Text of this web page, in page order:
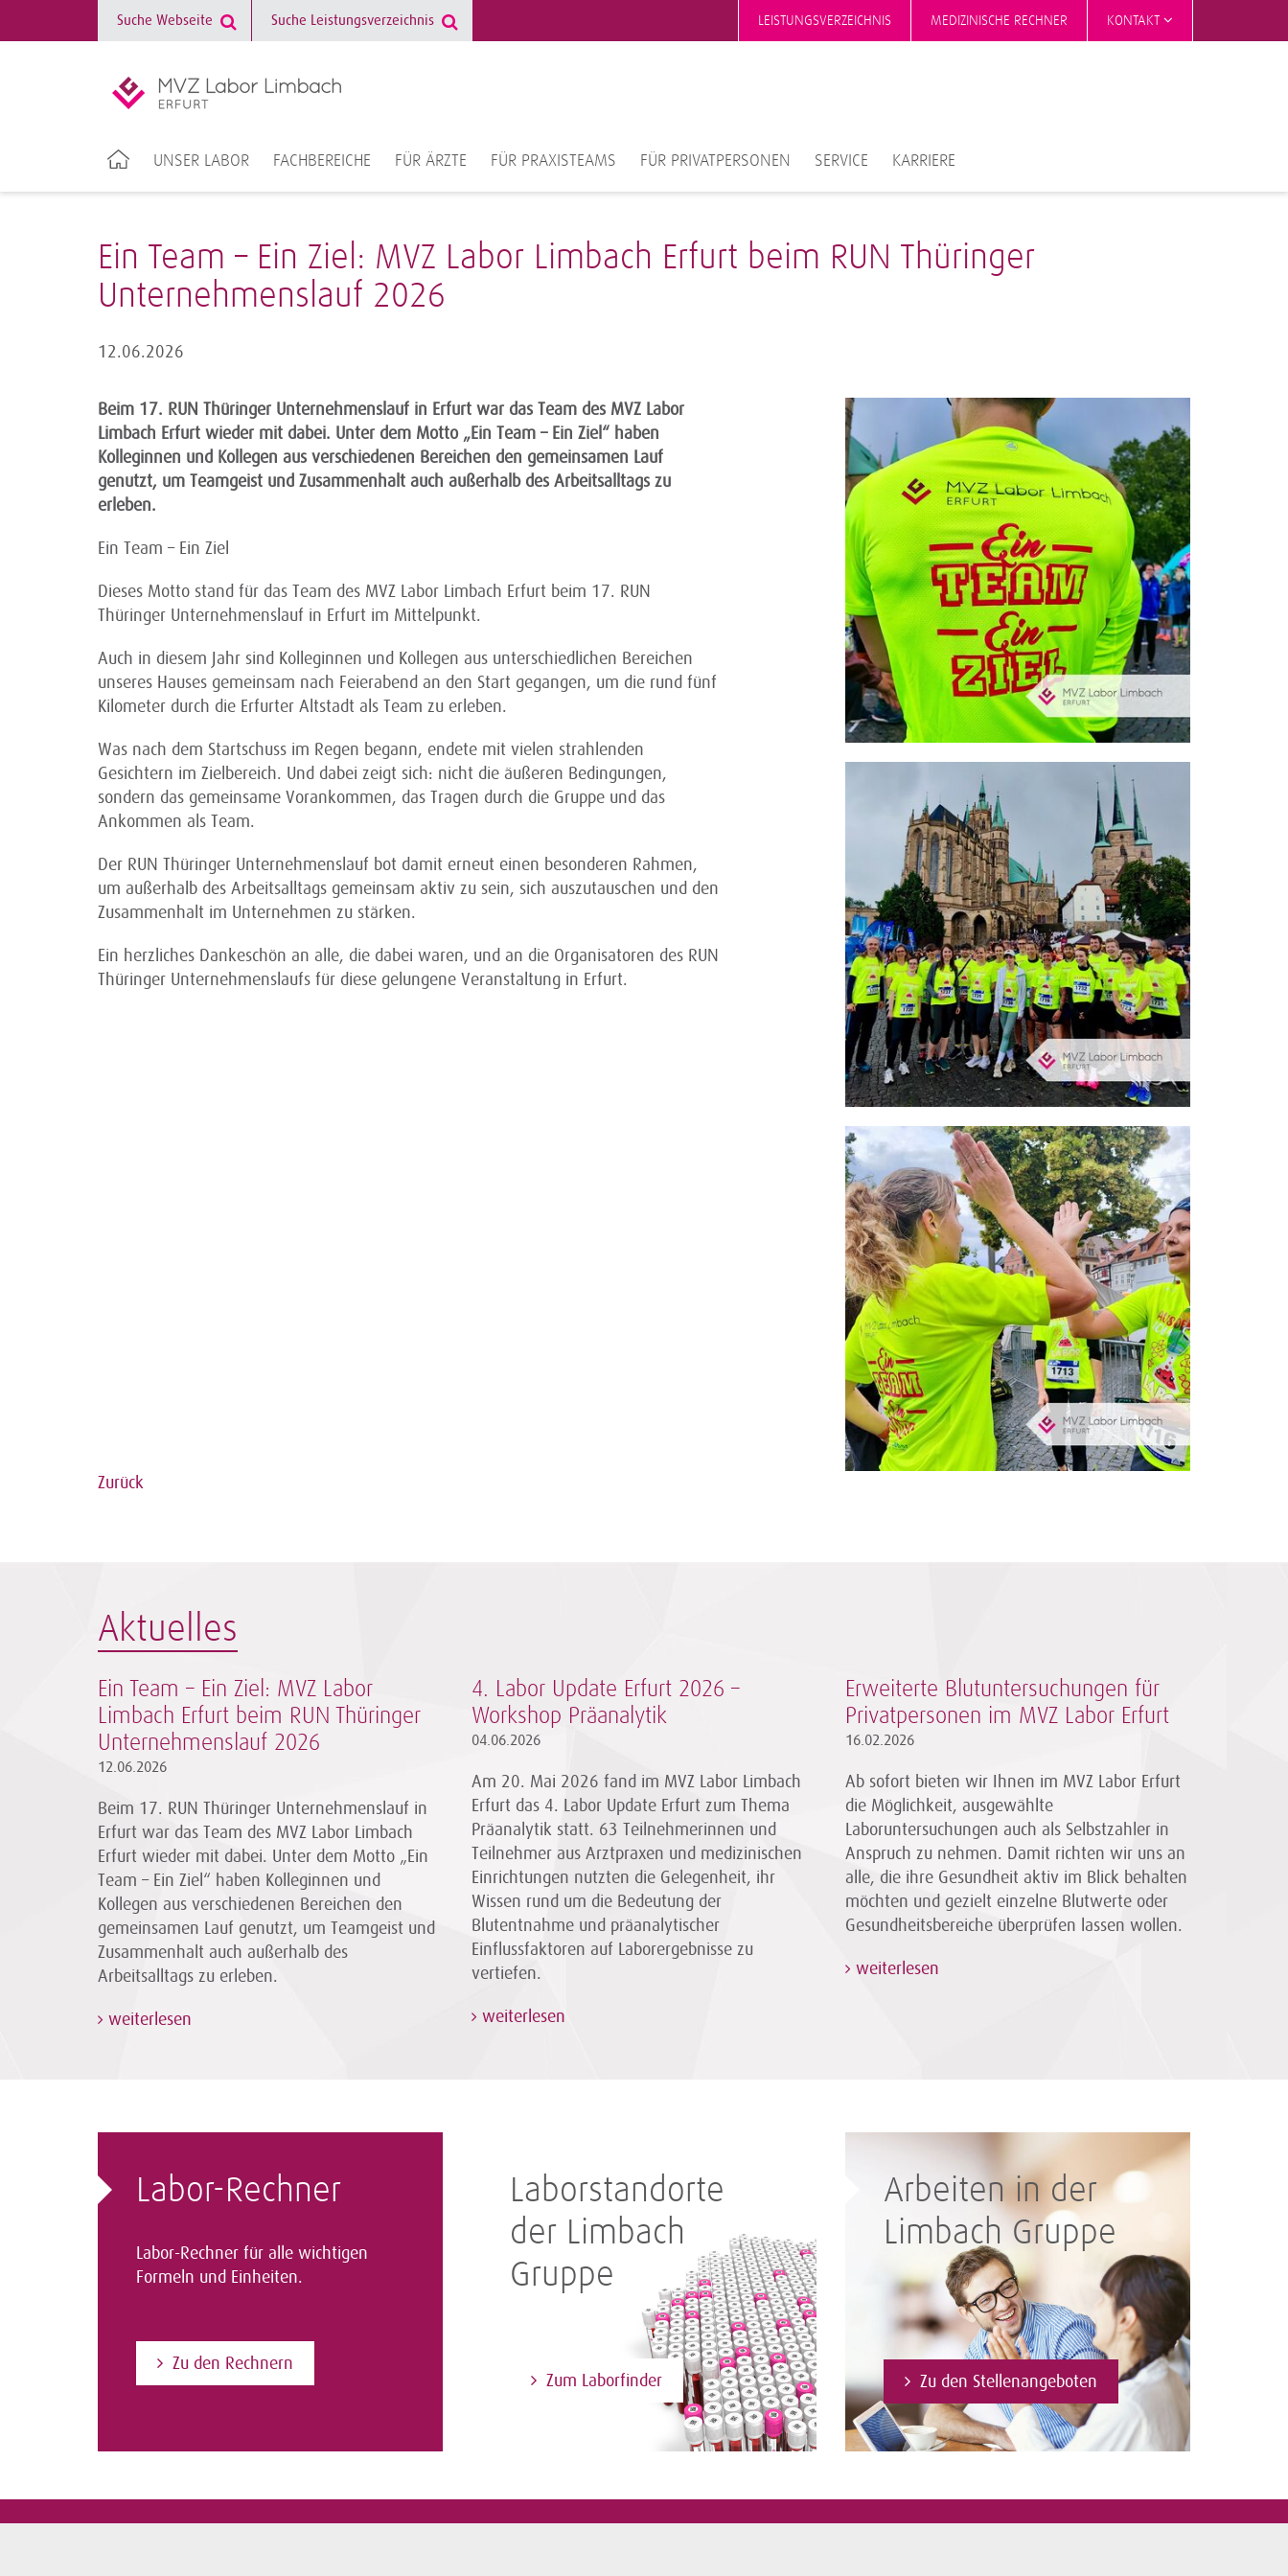
LEISTUNGSVERZEICHNIS MEDIZINISCHE RECHNER KONTAKT
UNSER LABOR FACHBEREICHE FÜR ÄRZTE FÜR PRAXISTEAMS FÜR PRIVATPERSONEN SERVICE KARRIERE
Ein Team – Ein Ziel: MVZ Labor Limbach Erfurt beim RUN Thüringer
Unternehmenslauf 2026
12.06.2026
Beim 17. RUN Thüringer Unternehmenslauf in Erfurt war das Team des MVZ Labor
Limbach Erfurt wieder mit dabei. Unter dem Motto „Ein Team – Ein Ziel“ haben
Kolleginnen und Kollegen aus verschiedenen Bereichen den gemeinsamen Lauf
genutzt, um Teamgeist und Zusammenhalt auch außerhalb des Arbeitsalltags zu
erleben.
Ein Team – Ein Ziel
Dieses Motto stand für das Team des MVZ Labor Limbach Erfurt beim 17. RUN
Thüringer Unternehmenslauf in Erfurt im Mittelpunkt.
Auch in diesem Jahr sind Kolleginnen und Kollegen aus unterschiedlichen Bereichen
unseres Hauses gemeinsam nach Feierabend an den Start gegangen, um die rund fünf
Kilometer durch die Erfurter Altstadt als Team zu erleben.
Was nach dem Startschuss im Regen begann, endete mit vielen strahlenden
Gesichtern im Zielbereich. Und dabei zeigt sich: nicht die äußeren Bedingungen,
sondern das gemeinsame Vorankommen, das Tragen durch die Gruppe und das
Ankommen als Team.
Der RUN Thüringer Unternehmenslauf bot damit erneut einen besonderen Rahmen,
um außerhalb des Arbeitsalltags gemeinsam aktiv zu sein, sich auszutauschen und den
Zusammenhalt im Unternehmen zu stärken.
Ein herzliches Dankeschön an alle, die dabei waren, und an die Organisatoren des RUN
Thüringer Unternehmenslaufs für diese gelungene Veranstaltung in Erfurt.
Zurück
Aktuelles
Ein Team – Ein Ziel: MVZ Labor
Limbach Erfurt beim RUN Thüringer
Unternehmenslauf 2026
12.06.2026
Beim 17. RUN Thüringer Unternehmenslauf in
Erfurt war das Team des MVZ Labor Limbach
Erfurt wieder mit dabei. Unter dem Motto „Ein
Team – Ein Ziel“ haben Kolleginnen und
Kollegen aus verschiedenen Bereichen den
gemeinsamen Lauf genutzt, um Teamgeist und
Zusammenhalt auch außerhalb des
Arbeitsalltags zu erleben.
weiterlesen
4. Labor Update Erfurt 2026 –
Workshop Präanalytik
04.06.2026
Am 20. Mai 2026 fand im MVZ Labor Limbach
Erfurt das 4. Labor Update Erfurt zum Thema
Präanalytik statt. 63 Teilnehmerinnen und
Teilnehmer aus Arztpraxen und medizinischen
Einrichtungen nutzten die Gelegenheit, ihr
Wissen rund um die Bedeutung der
Blutentnahme und präanalytischer
Einflussfaktoren auf Laborergebnisse zu
vertiefen.
weiterlesen
Erweiterte Blutuntersuchungen für
Privatpersonen im MVZ Labor Erfurt
16.02.2026
Ab sofort bieten wir Ihnen im MVZ Labor Erfurt
die Möglichkeit, ausgewählte
Laboruntersuchungen auch als Selbstzahler in
Anspruch zu nehmen. Damit richten wir uns an
alle, die ihre Gesundheit aktiv im Blick behalten
möchten und gezielt einzelne Blutwerte oder
Gesundheitsbereiche überprüfen lassen wollen.
weiterlesen
Labor-Rechner
Labor-Rechner für alle wichtigen
Formeln und Einheiten.
Zu den Rechnern
Laborstandorte
der Limbach
Gruppe
Zum Laborfinder
Arbeiten in der
Limbach Gruppe
Zu den Stellenangeboten